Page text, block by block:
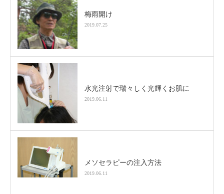
梅雨開け
2019.07.25
水光注射で瑞々しく光輝くお肌に
2019.06.11
メソセラピーの注入方法
2019.06.11